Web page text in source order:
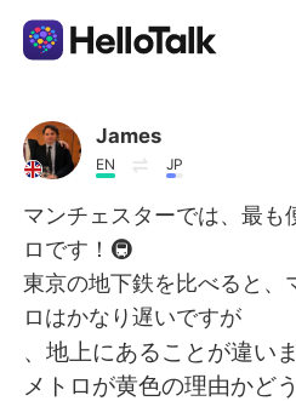
語言交換應用
AI Grammar Checker
繁體中文
English 简体中文
James
EN JP
マンチェスターでは、最も
ロです！🚇
東京の地下鉄を比べると、
ロはかなり遅いですが
、地上にあることが違い
メトロが黄色の理由かど